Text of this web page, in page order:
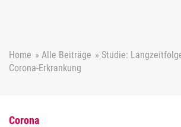
Home » Alle Beiträge » Studie:
Corona-Erkrankung
Corona